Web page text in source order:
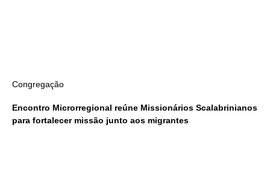
Congregação
Encontro Microrregional reúne Missionários Scalabrinianos
para fortalecer missão junto aos migrantes